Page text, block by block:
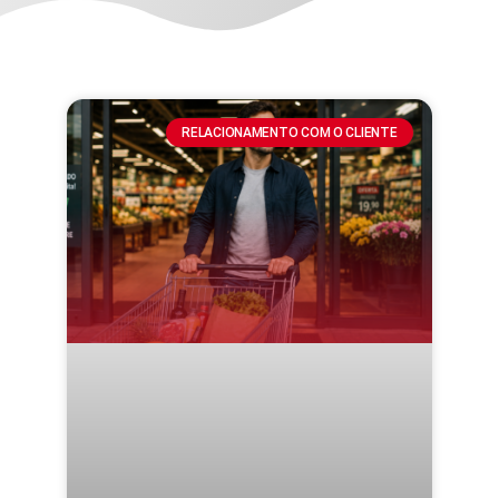
RELACIONAMENTO COM O CLIENTE